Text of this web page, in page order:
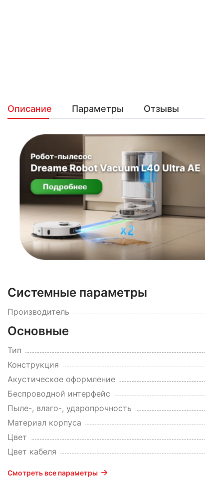
Описание Параметры Отзывы
Системные параметры
Производитель
Основные
Тип
Конструкция
Акустическое оформление
Беспроводной интерфейс
Пыле-, влаго-, ударопрочность
Материал корпуса
Цвет
Цвет кабеля
Смотреть все параметры